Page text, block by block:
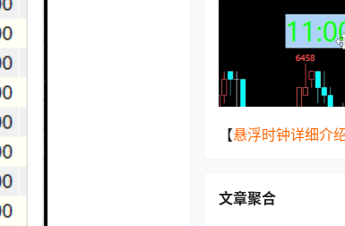
【悬浮时钟详细介
文章聚合